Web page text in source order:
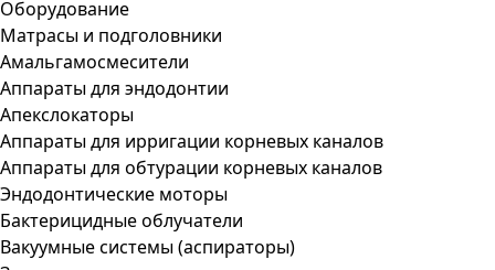
Оборудование
Матрасы и подголовники
Амальгамосмесители
Аппараты для эндодонтии
Апекслокаторы
Аппараты для ирригации корневых каналов
Аппараты для обтурации корневых каналов
Эндодонтические моторы
Бактерицидные облучатели
Вакуумные системы (аспираторы)